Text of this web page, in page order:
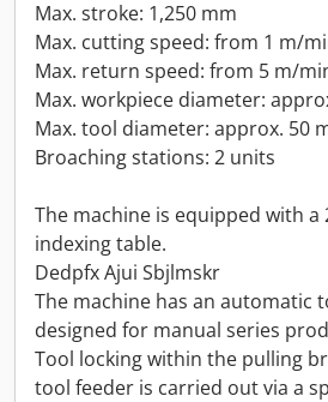
Max. stroke: 1,250 mm
Max. cutting speed: from 1 m/
Max. return speed: from 5 m/
Max. workpiece diameter:
Max. tool diameter: approx. 50
Broaching stations: 2 units
The machine is equipped with
indexing table.
Dedpfx Ajui Sbjlmskr
The machine has an automatic
designed for manual series
Tool locking within the pulling
tool feeder is carried out via a